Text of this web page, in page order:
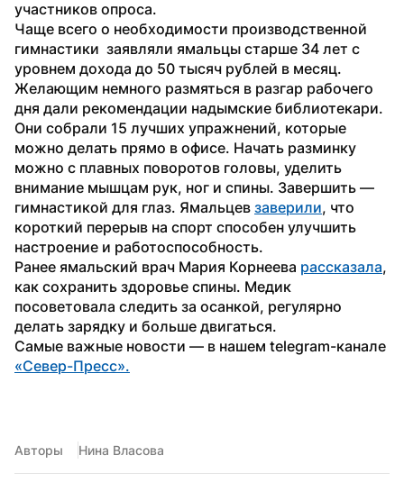
участников опроса.
Чаще всего о необходимости производственной
гимнастики  заявляли ямальцы старше 34 лет с
уровнем дохода до 50 тысяч рублей в месяц.
Желающим немного размяться в разгар рабочего
дня дали рекомендации надымские библиотекари.
Они собрали 15 лучших упражнений, которые
можно делать прямо в офисе. Начать разминку
можно с плавных поворотов головы, уделить
внимание мышцам рук, ног и спины. Завершить —
гимнастикой для глаз. Ямальцев заверили, что
короткий перерыв на спорт способен улучшить
настроение и работоспособность.
Ранее ямальский врач Мария Корнеева рассказала,
как сохранить здоровье спины. Медик
посоветовала следить за осанкой, регулярно
делать зарядку и больше двигаться.
«Север-Пресс».
Авторы Нина Власова